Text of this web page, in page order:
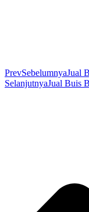
PrevSebelumnyaJual
SelanjutnyaJual Buis